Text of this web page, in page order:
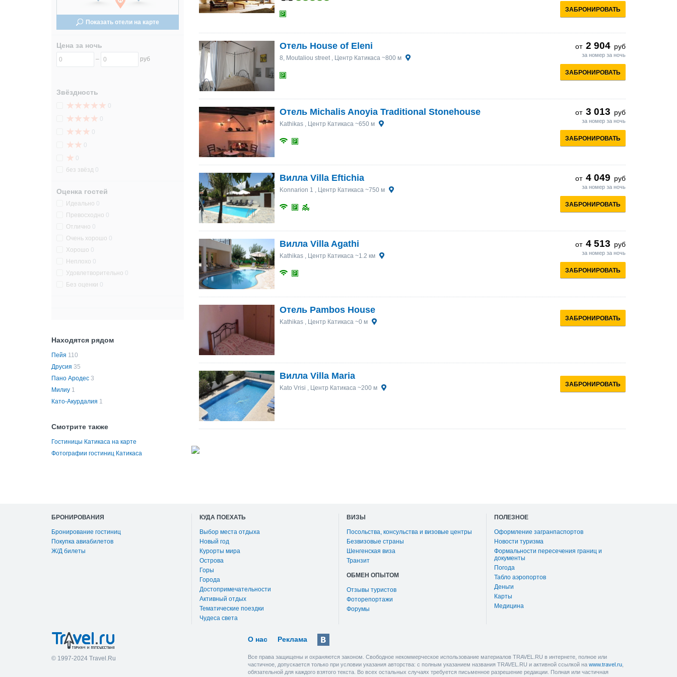
24 25 26 27 28
24 25 26 27 28
Показать отели на карте
Цена за ночь
– руб
Звёздность
0
0
0
0
0
без звёзд 0
Оценка гостей
Идеально 0
Превосходно 0
Отлично 0
Очень хорошо 0
Хорошо 0
Неплохо 0
Удовлетворительно 0
Без оценки 0
Находятся рядом
Пейя 110
Друсия 35
Пано Ародес 3
Милиу 1
Като-Акурдалия 1
Смотрите также
Гостиницы Катикаса на карте
Фотографии гостиниц Катикаса
ЗАБРОНИРОВАТЬ
от 2 904 руб
за номер за ночь
ЗАБРОНИРОВАТЬ
Отель House of Eleni
8, Moutaliou street, Центр Катикаса ~800 м
от 3 013 руб
за номер за ночь
ЗАБРОНИРОВАТЬ
Отель Michalis Anoyia Traditional Stonehouse
Kathikas, Центр Катикаса ~650 м
от 4 049 руб
за номер за ночь
ЗАБРОНИРОВАТЬ
Вилла Villa Eftichia
Konnarion 1 , Центр Катикаса ~750 м
от 4 513 руб
за номер за ночь
ЗАБРОНИРОВАТЬ
Вилла Villa Agathi
Kathikas, Центр Катикаса ~1.2 км
ЗАБРОНИРОВАТЬ
Отель Pambos House
Kathikas, Центр Катикаса ~0 м
ЗАБРОНИРОВАТЬ
Вилла Villa Maria
Kato Vrisi , Центр Катикаса ~200 м
БРОНИРОВАНИЯ
Бронирование гостиниц
Покупка авиабилетов
Ж/Д билеты
КУДА ПОЕХАТЬ
Выбор места отдыха
Новый год
Курорты мира
Острова
Горы
Города
Достопримечательности
Активный отдых
Тематические поездки
Чудеса света
ВИЗЫ
Посольства, консульства и визовые центры
Безвизовые страны
Шенгенская виза
Транзит
ОБМЕН ОПЫТОМ
Отзывы туристов
Фоторепортажи
Форумы
ПОЛЕЗНОЕ
Оформление загранпаспортов
Новости туризма
Формальности пересечения границ и
документы
Погода
Табло аэропортов
Деньги
Карты
Медицина
© 1997-2024 Travel.Ru
О нас Реклама
Все права защищены и охраняются законом. Свободное некоммерческое использование материалов TRAVEL.RU в интернете, полное или
частичное, допускается только при условии указания авторства: с полным указанием названия TRAVEL.RU и активной ссылкой на www.travel.ru
обязательной для каждого взятого текста. Во всех остальных случаях требуется письменное разрешение редакции. Полная или частичная